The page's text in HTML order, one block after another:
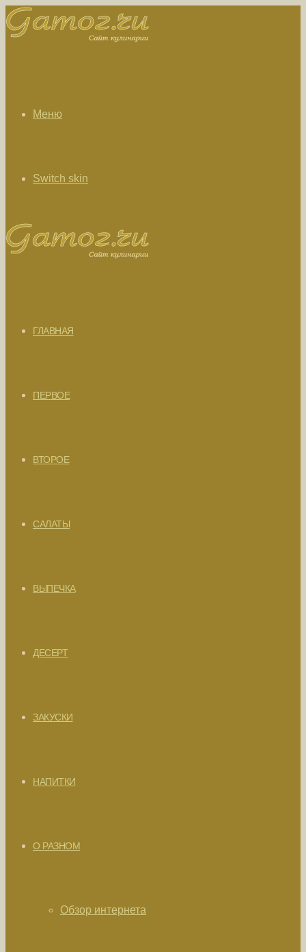
Меню
Switch skin
ГЛАВНАЯ
ПЕРВОЕ
ВТОРОЕ
САЛАТЫ
ВЫПЕЧКА
ДЕСЕРТ
ЗАКУСКИ
НАПИТКИ
О РАЗНОМ
Обзор интернета